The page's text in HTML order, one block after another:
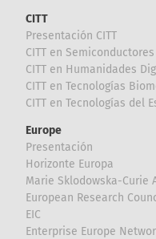
CITT
Presentación CITT
CITT en Semiconductores
CITT en Humanidades
CITT en Tecnologías
CITT en Tecnologías del
Europe
Presentación
Horizonte Europa
Marie Sklodowska-Curie
European Research
EIC
Enterprise Europe